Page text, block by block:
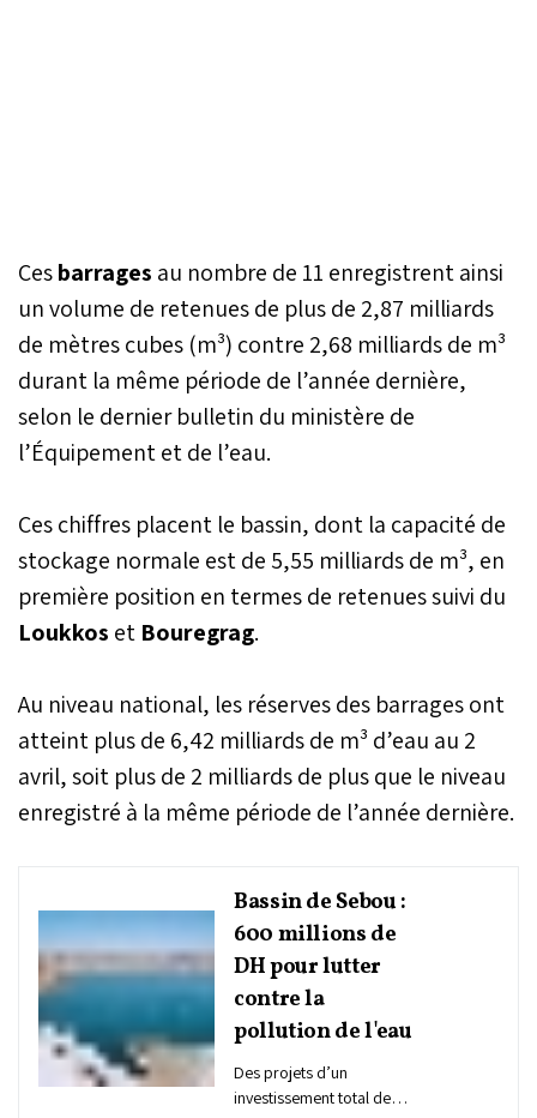
Cesbarrages au nombre de 11 enregistrent ainsi
un volume de retenues de plus de 2,87 milliards
de mètres cubes (m³) contre 2,68 milliards de m³
durant la même période de l’année dernière,
selon le dernier bulletin du ministère de
l’Équipement et de l’eau.
Ces chiffres placent le bassin, dont la capacité de
stockage normale est de 5,55 milliards de m³, en
première position en termes de retenues suivi du
Loukkos et Bouregrag.
Au niveau national, les réserves des barrages ont
atteint plus de 6,42 milliards de m³ d’eau au 2
avril, soit plus de 2 milliards de plus que le niveau
enregistré à la même période de l’année dernière.
Bassin de Sebou :
600 millions de
DH pour lutter
contre la
pollution de l'eau
Des projets d’un
investissement total de